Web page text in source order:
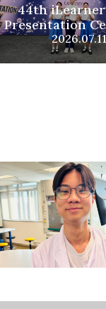
44th
Presentation
2026.07.11